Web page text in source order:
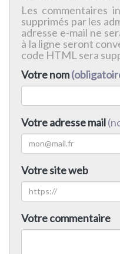
Les commentaires
supprimés par les
adresse e-mail ne
à la ligne seront
code HTML sera
Votre nom
Votre adresse mail
Votre site web
Votre commentaire